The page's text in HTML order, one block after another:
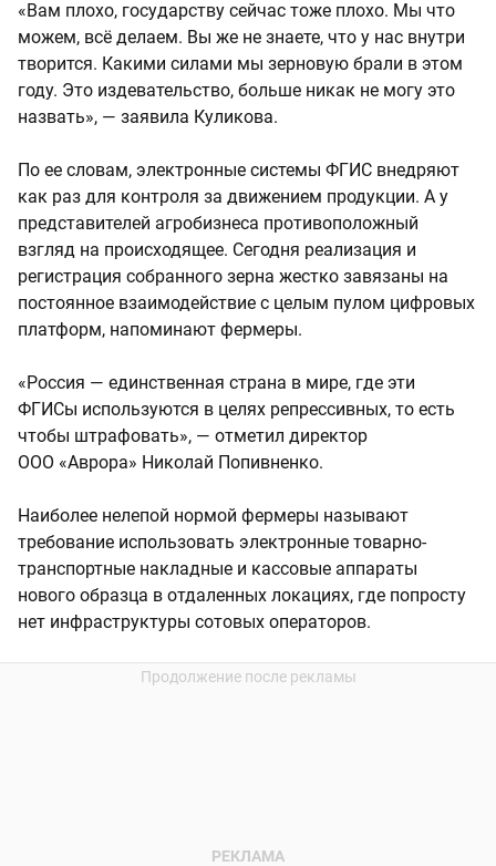
«Вам плохо, государству сейчас тоже плохо. Мы что
можем, всё делаем. Вы же не знаете, что у нас внутри
творится. Какими силами мы зерновую брали в этом
году. Это издевательство, больше никак не могу это
назвать», — заявила Куликова.
По ее словам, электронные системы ФГИС внедряют
как раз для контроля за движением продукции. А у
представителей агробизнеса противоположный
взгляд на происходящее. Сегодня реализация и
регистрация собранного зерна жестко завязаны на
постоянное взаимодействие с целым пулом цифровых
платформ, напоминают фермеры.
«Россия — единственная страна в мире, где эти
ФГИСы используются в целях репрессивных, то есть
чтобы штрафовать», — отметил директор
ООО «Аврора» Николай Попивненко.
Наиболее нелепой нормой фермеры называют
требование использовать электронные товарно-
транспортные накладные и кассовые аппараты
нового образца в отдаленных локациях, где попросту
нет инфраструктуры сотовых операторов.